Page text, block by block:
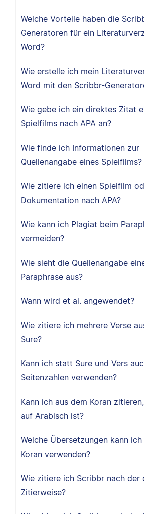
Welche Vorteile haben die
Generatoren für ein
Word?
Wie erstelle ich mein
Word mit den Scribbr-
Wie gebe ich ein direktes Zitat
Spielfilms nach APA an?
Wie finde ich Informationen zur
Quellenangabe eines Spielfilms?
Wie zitiere ich einen Spielfilm
Dokumentation nach APA?
Wie kann ich Plagiat beim
vermeiden?
Wie sieht die Quellenangabe
Paraphrase aus?
Wann wird et al. angewendet?
Wie zitiere ich mehrere Verse
Sure?
Kann ich statt Sure und Vers
Seitenzahlen verwenden?
Kann ich aus dem Koran
auf Arabisch ist?
Welche Übersetzungen kann
Koran verwenden?
Wie zitiere ich Scribbr nach der
Zitierweise?